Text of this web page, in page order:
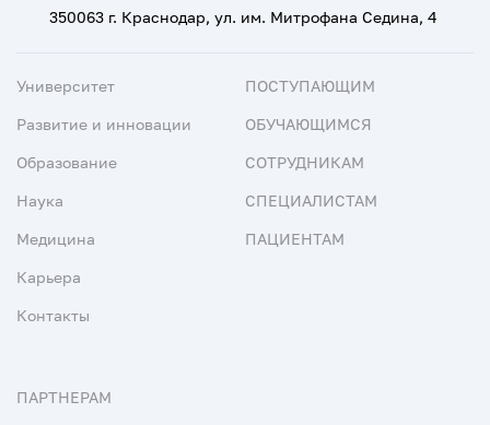
350063 г. Краснодар, ул. им. Митрофана Седина, 4
Университет
Развитие и инновации
Образование
Наука
Медицина
Карьера
Контакты
ПОСТУПАЮЩИМ
ОБУЧАЮЩИМСЯ
СОТРУДНИКАМ
СПЕЦИАЛИСТАМ
ПАЦИЕНТАМ
ПАРТНЕРАМ